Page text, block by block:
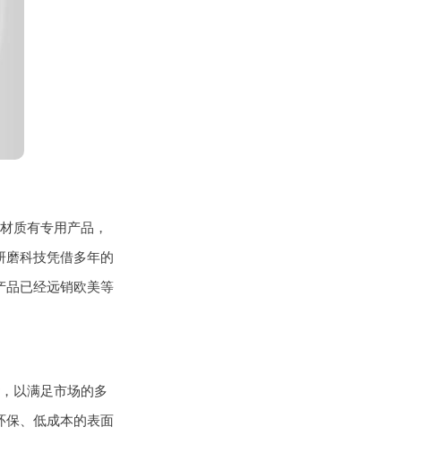
质有专用产品，
磨科技凭借多年的
品已经远销欧美等
以满足市场的多
保、低成本的表面